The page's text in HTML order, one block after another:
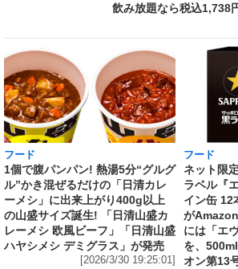
飲み放題なら税込1,738
フード
1個で腹パンパン! 熱湯5分“グルグ
ル”かき混ぜるだけの「日清カレ
ーメシ」に出来上がり400g以上
の山盛サイズ誕生! 「日清山盛カ
レーメシ 欧風ビーフ」「日清山盛
ハヤシメシ デミグラス」が発売
[2026/3/30 19:25:01]
フード
ネット限
ラベル『
イン缶 12
が
には「エ
を、
オン第13